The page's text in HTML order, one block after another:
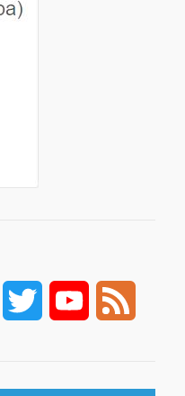
LinkedIn Twitter YouTube